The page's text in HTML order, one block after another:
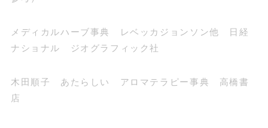
メディカルハーブ事典 レベッカジョンソン他 日経
ナショナル ジオグラフィック社
木田順子 あたらしい アロマテラピー事典 高橋書
店